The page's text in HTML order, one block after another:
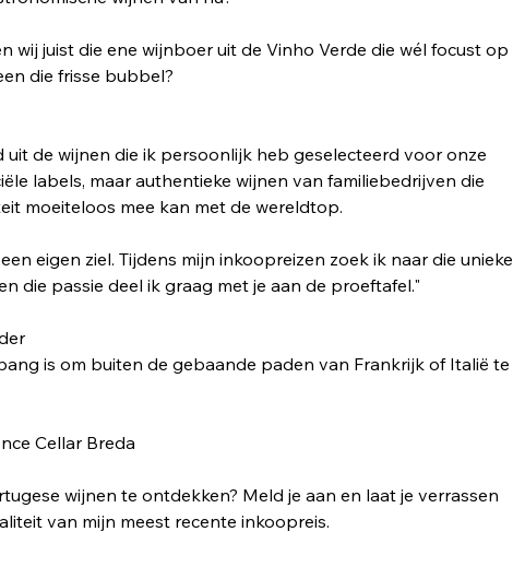
wij juist die ene wijnboer uit de Vinho Verde die wél focust op
die frisse bubbel?
uit de wijnen die ik persoonlijk heb geselecteerd voor onze
labels, maar authentieke wijnen van familiebedrijven die
moeiteloos mee kan met de wereldtop.
eigen ziel. Tijdens mijn inkoopreizen zoek ik naar die unieke
die passie deel ik graag met je aan de proeftafel."
is om buiten de gebaande paden van Frankrijk of Italië te
Cellar Breda
wijnen te ontdekken? Meld je aan en laat je verrassen
van mijn meest recente inkoopreis.